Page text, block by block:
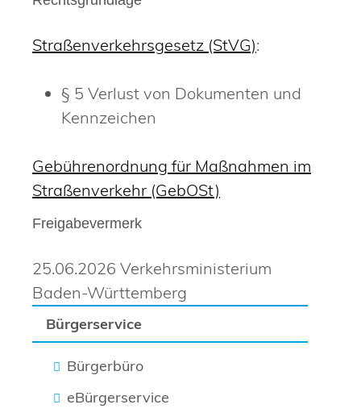
Bürgerservice
Bürgerbüro
eBürgerservice
Straßenverkehrsgesetz (StVG):
§ 5 Verlust von Dokumenten und
Kennzeichen
Gebührenordnung für Maßnahmen im
Straßenverkehr (GebOSt)
Freigabevermerk
25.06.2026 Verkehrsministerium
Baden-Württemberg